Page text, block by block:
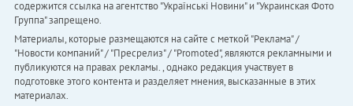
содержится ссылка на агентство "Українськi Новини" и "Украинская Фото
Группа" запрещено.
Материалы, которые размещаются на сайте с меткой "Реклама" /
"Новости компаний" / "Пресрелиз" / "Promoted", являются рекламными и
публикуются на правах рекламы. , однако редакция участвует в
подготовке этого контента и разделяет мнения, высказанные в этих
материалах.